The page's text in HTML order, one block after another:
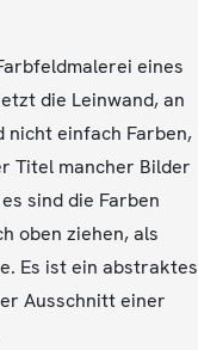
eines
die Leinwand, an
nicht einfach Farben,
Titel mancher Bilder
sind die Farben
oben ziehen, als
Es ist ein abstraktes
Ausschnitt einer